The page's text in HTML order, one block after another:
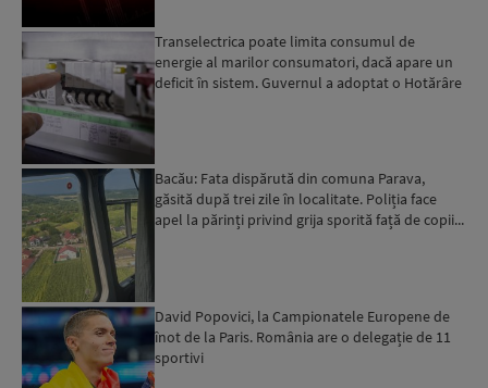
Transelectrica poate limita consumul de
energie al marilor consumatori, dacă apare un
deficit în sistem. Guvernul a adoptat o Hotărâre
Bacău: Fata dispărută din comuna Parava,
găsită după trei zile în localitate. Poliția face
apel la părinți privind grija sporită față de copii...
David Popovici, la Campionatele Europene de
înot de la Paris. România are o delegație de 11
sportivi